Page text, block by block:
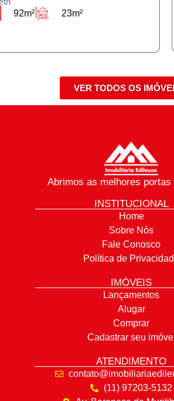
VER TODOS OS
Abrimos as melhores portas
INSTITUCIONAL
Home
Sobre Nós
Fale Conosco
Política de
IMÓVEIS
Lançamentos
Alugar
Comprar
Cadastrar seu imóvel
ATENDIMENTO
(11) 97203-5132